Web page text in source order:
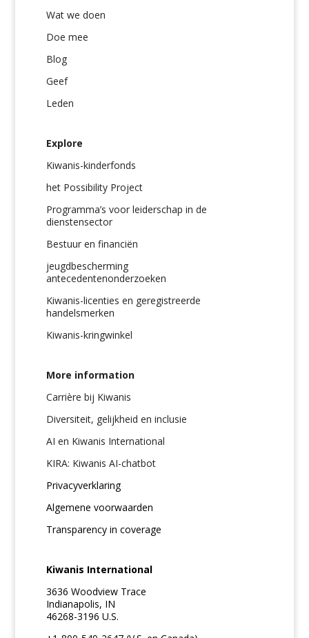
Wat we doen
Doe mee
Blog
Geef
Leden
Explore
Kiwanis-kinderfonds
het Possibility Project
Programma’s voor leiderschap in de
dienstensector
Bestuur en financiën
jeugdbescherming
antecedentenonderzoeken
Kiwanis-licenties en geregistreerde
handelsmerken
Kiwanis-kringwinkel
More information
Carrière bij Kiwanis
Diversiteit, gelijkheid en inclusie
AI en Kiwanis International
KIRA: Kiwanis AI-chatbot
Privacyverklaring
Algemene voorwaarden
Transparency in coverage
Kiwanis International
3636 Woodview Trace
Indianapolis, IN
46268-3196 U.S.